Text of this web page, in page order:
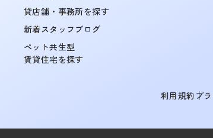
貸店舗・事務所を探す
新着スタッフブログ
ペット共生型
賃貸住宅を探す
利用規約 プ